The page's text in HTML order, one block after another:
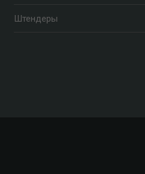
Штендеры